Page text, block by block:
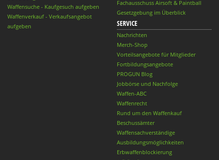
Waffensuche - Kaufgesuch aufgeben
Waffenverkauf - Verkaufsangebot
aufgeben
Fachausschuss Airsoft & Paintball
Gesetzgebung im Überblick
SERVICE
Nachrichten
Merch-Shop
Vorteilsangebote für Mitglieder
Fortbildungsangebote
PROGUN Blog
Jobbörse und Nachfolge
Waffen-ABC
Waffenrecht
Rund um den Waffenkauf
Beschussämter
Waffensachverständige
Ausbildungsmöglichkeiten
Erbwaffenblockierung